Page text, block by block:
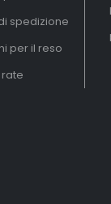
spedizione
per il reso